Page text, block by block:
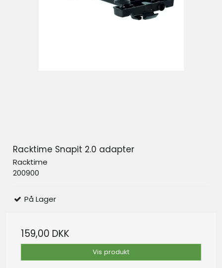
Racktime Snapit 2.0 adapter
Racktime
200900
På Lager
159,00 DKK
Vis produkt